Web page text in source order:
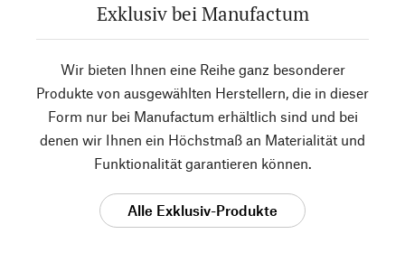
Exklusiv bei Manufactum
Wir bieten Ihnen eine Reihe ganz besonderer
Produkte von ausgewählten Herstellern, die in dieser
Form nur bei Manufactum erhältlich sind und bei
denen wir Ihnen ein Höchstmaß an Materialität und
Funktionalität garantieren können.
Alle Exklusiv-Produkte